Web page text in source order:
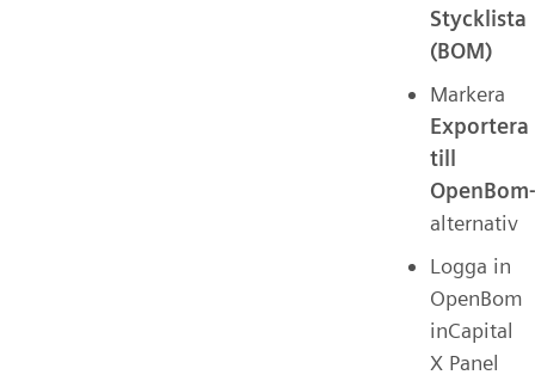
Stycklista
(BOM)
Markera
Exportera
till
OpenBom-
alternativ
Logga in
OpenBom
inCapital
X Panel